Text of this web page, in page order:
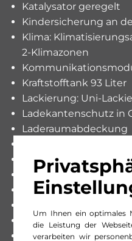
Um Ihnen ein optimales
die Leistung der
verarbeiten wir
Katalysator geregelt
Kindersicherung an
Klima:
2-Klimazonen
Kraftstofftank 93 Liter
Lackierung: Uni-
Ladekantenschutz in
Laderaumabdeckung
Licht: LED
Licht: LED High
Licht: LED-Tagfahrlicht
Licht:Adaptives